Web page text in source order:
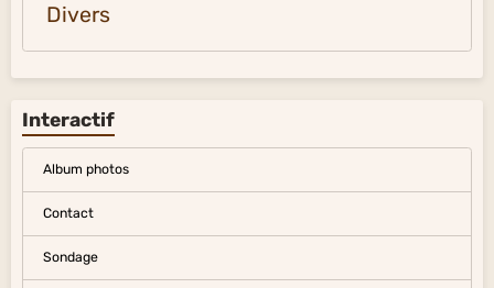
Divers
Interactif
Album photos
Contact
Sondage